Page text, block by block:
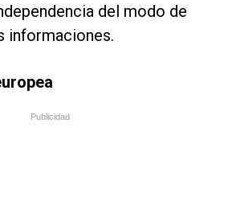
del modo de
informaciones.
Publicidad